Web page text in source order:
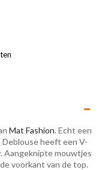
Mat Fashion. Echt een
heeft een V-
Aangeknipte mouwtjes
voorkant van de top.